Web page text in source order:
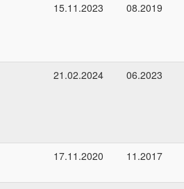
15.11.2023 08.2019
21.02.2024 06.2023
17.11.2020 11.2017